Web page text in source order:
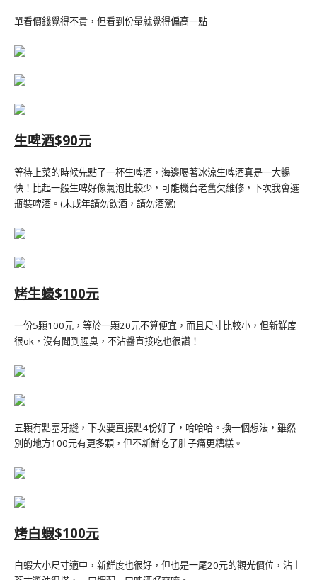
單看價錢覺得不貴，但看到份量就覺得偏高一點
生啤酒$90元
等待上菜的時候先點了一杯生啤酒，海邊喝著冰涼生啤酒真是一大暢
快！比起一般生啤好像氣泡比較少，可能機台老舊欠維修，下次我會選
瓶裝啤酒。(未成年請勿飲酒，請勿酒駕)
烤生蠔$100元
一份5顆100元，等於一顆20元不算便宜，而且尺寸比較小，但新鮮度
很ok，沒有聞到腥臭，不沾醬直接吃也很讚！
五顆有點塞牙縫，下次要直接點4份好了，哈哈哈。換一個想法，雖然
別的地方100元有更多顆，但不新鮮吃了肚子痛更糟糕。
烤白蝦$100元
白蝦大小尺寸適中，新鮮度也很好，但也是一尾20元的觀光價位，沾上